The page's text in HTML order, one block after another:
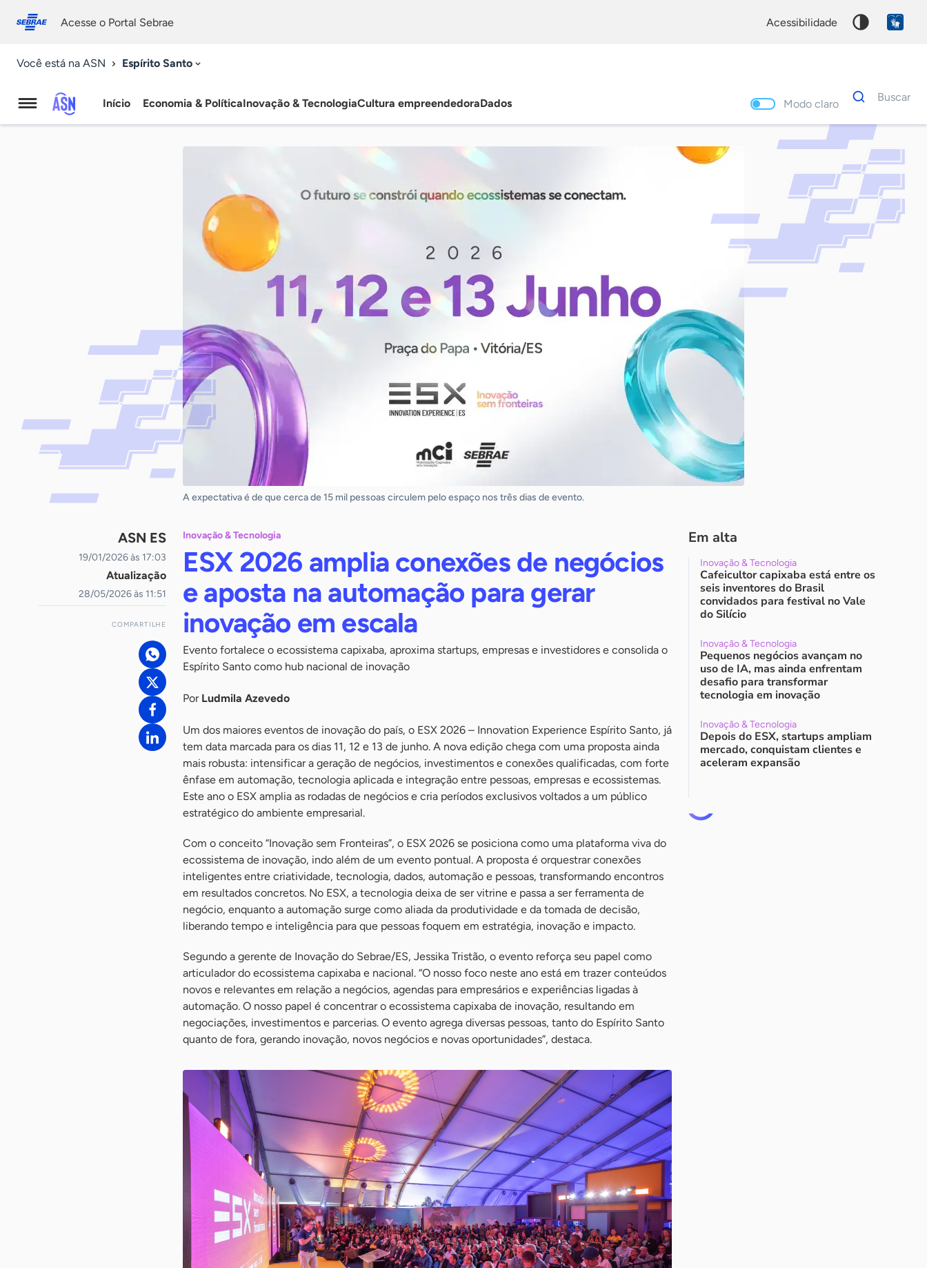
conosco
Acesse o Portal Sebrae acessibilidade
Você está na ASN Espírito Santo
Agência
Início Economia & PolíticaInovação & TecnologiaCultura empreendedoraDados Modo claro
Dados
para
Buscar
Palavra
chave
A expectativa é de que cerca de 15 mil pessoas circulem pelo espaço nos três dias de evento.
ASN ES
19/01/2026 às 17:03
Atualização
28/05/2026 às 11:51
COMPARTILHE
Inovação & Tecnologia
ESX 2026 amplia conexões de negócios
e aposta na automação para gerar
inovação em escala
Evento fortalece o ecossistema capixaba, aproxima startups, empresas e investidores e consolida o
Espírito Santo como hub nacional de inovação
Por Ludmila Azevedo
Um dos maiores eventos de inovação do país, o ESX 2026 – Innovation Experience Espírito Santo, já
tem data marcada para os dias 11, 12 e 13 de junho. A nova edição chega com uma proposta ainda
mais robusta: intensificar a geração de negócios, investimentos e conexões qualificadas, com forte
ênfase em automação, tecnologia aplicada e integração entre pessoas, empresas e ecossistemas.
Este ano o ESX amplia as rodadas de negócios e cria períodos exclusivos voltados a um público
estratégico do ambiente empresarial.
Com o conceito “Inovação sem Fronteiras”, o ESX 2026 se posiciona como uma plataforma viva do
ecossistema de inovação, indo além de um evento pontual. A proposta é orquestrar conexões
inteligentes entre criatividade, tecnologia, dados, automação e pessoas, transformando encontros
em resultados concretos. No ESX, a tecnologia deixa de ser vitrine e passa a ser ferramenta de
negócio, enquanto a automação surge como aliada da produtividade e da tomada de decisão,
liberando tempo e inteligência para que pessoas foquem em estratégia, inovação e impacto.
Segundo a gerente de Inovação do Sebrae/ES, Jessika Tristão, o evento reforça seu papel como
articulador do ecossistema capixaba e nacional. “O nosso foco neste ano está em trazer conteúdos
novos e relevantes em relação a negócios, agendas para empresários e experiências ligadas à
automação. O nosso papel é concentrar o ecossistema capixaba de inovação, resultando em
negociações, investimentos e parcerias. O evento agrega diversas pessoas, tanto do Espírito Santo
quanto de fora, gerando inovação, novos negócios e novas oportunidades”, destaca.
Em alta
Inovação & Tecnologia
Cafeicultor capixaba está entre os
seis inventores do Brasil
convidados para festival no Vale
do Silício
Inovação & Tecnologia
Pequenos negócios avançam no
uso de IA, mas ainda enfrentam
desafio para transformar
tecnologia em inovação
Inovação & Tecnologia
Depois do ESX, startups ampliam
mercado, conquistam clientes e
aceleram expansão